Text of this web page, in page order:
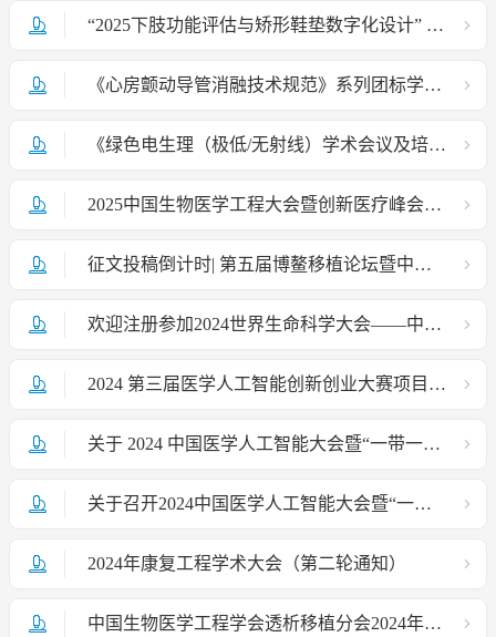
“2025下肢功能评估与矫形鞋垫数字化设计” 培训班通知
《心房颤动导管消融技术规范》系列团标学术活动项目说明
《绿色电生理（极低/无射线）学术会议及培训考核项目》内容说明书
2025中国生物医学工程大会暨创新医疗峰会（BME2025）第一轮会议通知
征文投稿倒计时| 第五届博鳌移植论坛暨中国生物医学工程学会透析移植分会2024年学术研讨会
欢迎注册参加2024世界生命科学大会——中国生物医学工程学会分论坛
2024 第三届医学人工智能创新创业大赛项目征集通知 （第一轮）
关于 2024 中国医学人工智能大会暨“一带一路”医学人工智能产业博览会征文通知（第一轮）
关于召开2024中国医学人工智能大会暨“一带一路”医学人工智能产业博览会的通知（第一轮）
2024年康复工程学术大会（第二轮通知）
中国生物医学工程学会透析移植分会2024年学术研讨会隆重召开